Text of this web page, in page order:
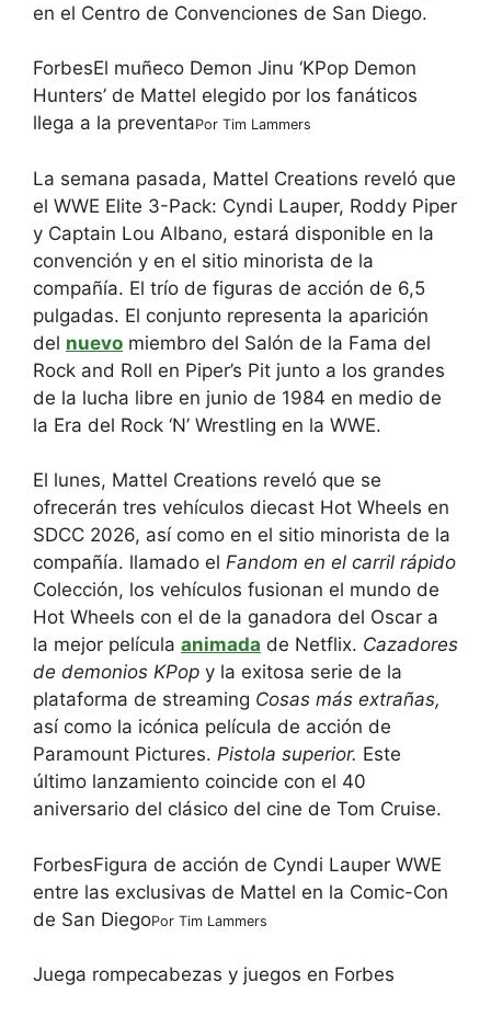
en el Centro de Convenciones de San Diego.
ForbesEl muñeco Demon Jinu ‘KPop Demon
Hunters’ de Mattel elegido por los fanáticos
llega a la preventaPor Tim Lammers
La semana pasada, Mattel Creations reveló que
el WWE Elite 3-Pack: Cyndi Lauper, Roddy Piper
y Captain Lou Albano, estará disponible en la
convención y en el sitio minorista de la
compañía. El trío de figuras de acción de 6,5
pulgadas. El conjunto representa la aparición
del nuevo miembro del Salón de la Fama del
Rock and Roll en Piper’s Pit junto a los grandes
de la lucha libre en junio de 1984 en medio de
la Era del Rock ‘N’ Wrestling en la WWE.
El lunes, Mattel Creations reveló que se
ofrecerán tres vehículos diecast Hot Wheels en
SDCC 2026, así como en el sitio minorista de la
compañía. llamado el Fandom en el carril rápido
Colección, los vehículos fusionan el mundo de
Hot Wheels con el de la ganadora del Oscar a
la mejor película animada de Netflix. Cazadores
de demonios KPop y la exitosa serie de la
plataforma de streaming Cosas más extrañas,
así como la icónica película de acción de
Paramount Pictures. Pistola superior. Este
último lanzamiento coincide con el 40
aniversario del clásico del cine de Tom Cruise.
ForbesFigura de acción de Cyndi Lauper WWE
entre las exclusivas de Mattel en la Comic-Con
de San DiegoPor Tim Lammers
Juega rompecabezas y juegos en Forbes